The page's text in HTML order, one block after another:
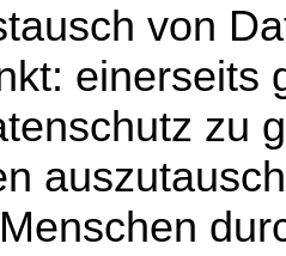
von
einerseits
zu